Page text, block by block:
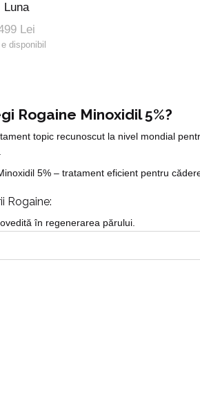
Rogaine Minoxidil 5%?
topic recunoscut la nivel mondial
Rogaine:
în regenerarea părului.
în câteva luni de utilizare constantă.
Minoxidil 5% de la Doctor Hair și
Luna
Lei
e disponibil